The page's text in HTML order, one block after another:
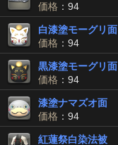
価格 ：94
白漆塗モーグリ面
価格 ：94
黒漆塗モーグリ面
価格 ：94
漆塗ナマズオ面
価格 ：94
紅蓮祭白染法被